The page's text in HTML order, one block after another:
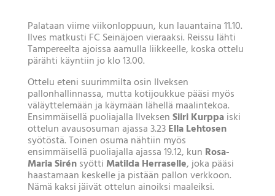
Palataan viime viikonloppuun, kun lauantaina 11.10.
Ilves matkusti FC Seinäjoen vieraaksi. Reissu lähti
Tampereelta ajoissa aamulla liikkeelle, koska ottelu
pärähti käyntiin jo klo 13.00.
Ottelu eteni suurimmilta osin Ilveksen
pallonhallinnassa, mutta kotijoukkue pääsi myös
väläyttelemään ja käymään lähellä maalintekoa.
Ensimmäisellä puoliajalla IlveksenSiiri Kurppaiski
ottelun avausosuman ajassa 3.23Ella Lehtosen
syötöstä. Toinen osuma nähtiin myös
ensimmäisellä puoliajalla ajassa 19.12, kun Rosa-
Maria Sirénsyötti Matilda Herraselle, joka pääsi
haastamaan keskelle ja pistään pallon verkkoon.
Nämä kaksi jäivät ottelun ainoiksi maaleiksi.